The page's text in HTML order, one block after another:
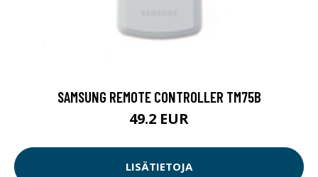
SAMSUNG REMOTE CONTROLLER TM75B
49.2 EUR
LISÄTIETOJA